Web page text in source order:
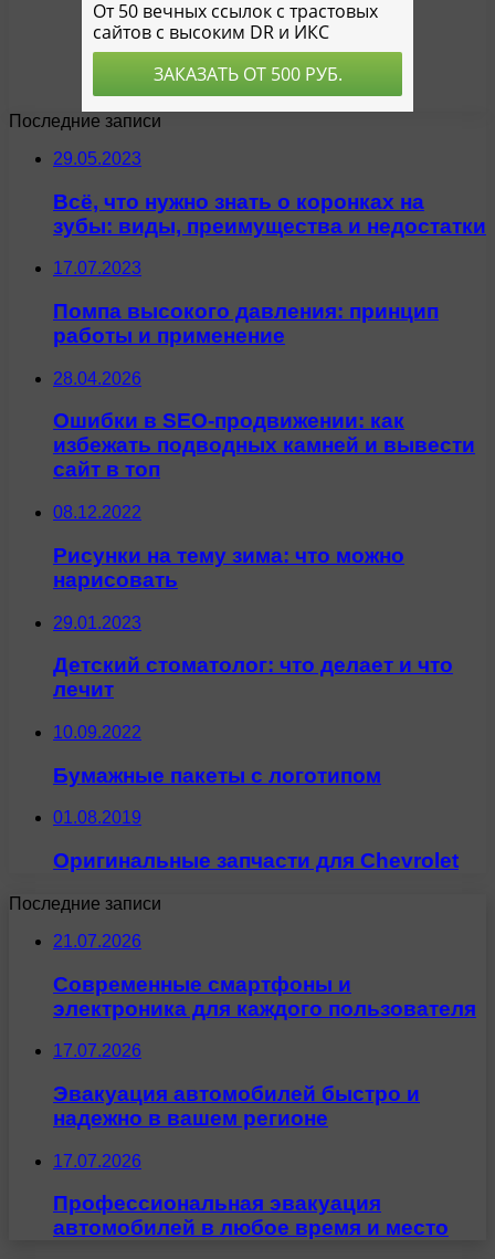
Последние записи
29.05.2023
Всё, что нужно знать о коронках на
зубы: виды, преимущества и недостатки
17.07.2023
Помпа высокого давления: принцип
работы и применение
28.04.2026
Ошибки в SEO-продвижении: как
избежать подводных камней и вывести
сайт в топ
08.12.2022
Рисунки на тему зима: что можно
нарисовать
29.01.2023
Детский стоматолог: что делает и что
лечит
10.09.2022
Бумажные пакеты с логотипом
01.08.2019
Оригинальные запчасти для Chevrolet
Последние записи
21.07.2026
Современные смартфоны и
электроника для каждого пользователя
17.07.2026
Эвакуация автомобилей быстро и
надежно в вашем регионе
17.07.2026
Профессиональная эвакуация
автомобилей в любое время и место